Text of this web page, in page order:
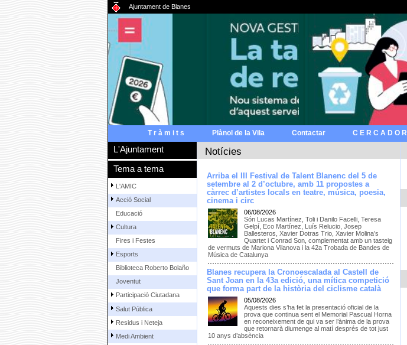
Ajuntament de Blanes
T r à m i t s Plànol de la Vila Contactar C E R C A D O R
L'Ajuntament
Tema a tema
L'AMIC
Acció Social
Educació
Cultura
Fires i Festes
Esports
Biblioteca Roberto Bolaño
Joventut
Participació Ciutadana
Salut Pública
Residus i Neteja
Medi Ambient
Notícies
Arriba el III Festival de Talent Blanenc del 5 de
setembre al 2 d’octubre, amb 11 propostes a
càrrec d’artistes locals en teatre, música, poesia,
cinema i circ
06/08/2026
Són Lucas Martínez, Toli i Danilo Facelli, Teresa
Gelpí, Eco Martínez, Luís Relucio, Josep
Ballesteros, Xavier Dotras Trio, Xavier Molina’s
Quartet i Conrad Son, complementat amb un tasteig
de vermuts de Mariona Vilanova i la 42a Trobada de Bandes de
Música de Catalunya
Blanes recupera la Cronoescalada al Castell de
Sant Joan en la 43a edició, una mítica competició
que forma part de la història del ciclisme català
05/08/2026
Aquests dies s’ha fet la presentació oficial de la
prova que continua sent el Memorial Pascual Horna
en reconeixement de qui va ser l’ànima de la prova
que retornarà diumenge al matí després de tot just
10 anys d’absència